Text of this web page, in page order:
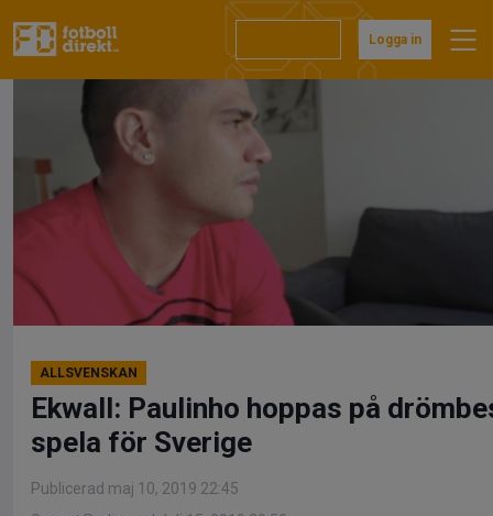
till
Logga in
ALLSVENSKAN
Ekwall: Paulinho hoppas på
spela för Sverige
Publicerad maj 10, 2019 22:45